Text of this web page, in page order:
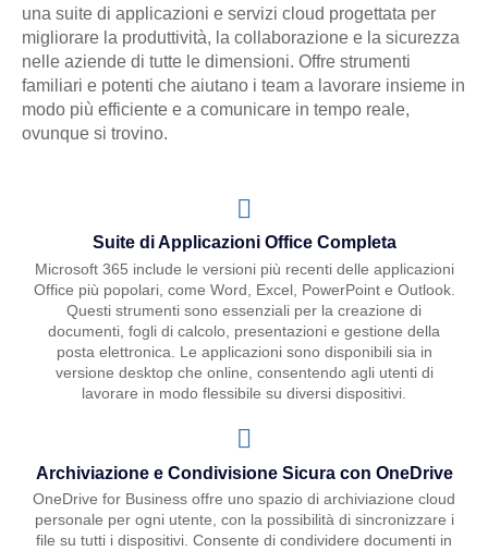
una suite di applicazioni e servizi cloud progettata per
migliorare la produttività, la collaborazione e la sicurezza
nelle aziende di tutte le dimensioni. Offre strumenti
familiari e potenti che aiutano i team a lavorare insieme in
modo più efficiente e a comunicare in tempo reale,
ovunque si trovino.
Suite di Applicazioni Office Completa
Microsoft 365 include le versioni più recenti delle applicazioni
Office più popolari, come Word, Excel, PowerPoint e Outlook.
Questi strumenti sono essenziali per la creazione di
documenti, fogli di calcolo, presentazioni e gestione della
posta elettronica. Le applicazioni sono disponibili sia in
versione desktop che online, consentendo agli utenti di
lavorare in modo flessibile su diversi dispositivi.
Archiviazione e Condivisione Sicura con OneDrive
OneDrive for Business offre uno spazio di archiviazione cloud
personale per ogni utente, con la possibilità di sincronizzare i
file su tutti i dispositivi. Consente di condividere documenti in